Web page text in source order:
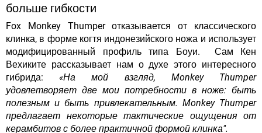
больше гибкости
Fox Monkey Thumper отказывается от классического
клинка, в форме когтя индонезийского ножа и использует
модифицированный профиль типа Боуи. Сам Кен
Вехиките рассказывает нам о духе этого интересного
гибрида:«На мой взгляд, Monkey Thumper
удовлетворяет две мои потребности в ноже: быть
полезным и быть привлекательным. Monkey Thumper
предлагает некоторые тактические ощущения от
керамбитов с более практичной формой клинка".